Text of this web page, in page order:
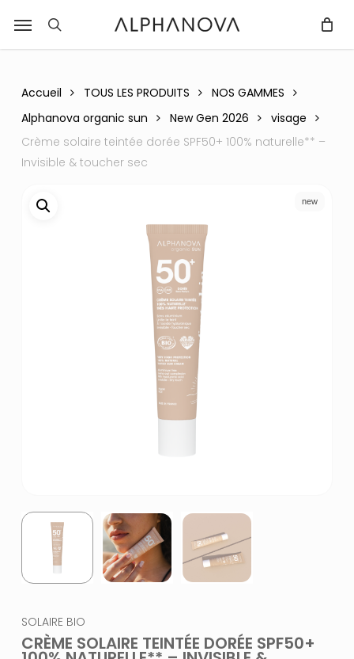
main
recherche
Menu
Fermer
Accueil TOUS LES PRODUITS
NOS GAMMES
Alphanova organic sun
New Gen 2026
visage
Crème solaire teintée dorée SPF50+ 100% naturelle** –
Invisible & toucher sec
new
SOLAIRE BIO
CRÈME SOLAIRE TEINTÉE DORÉE SPF50+